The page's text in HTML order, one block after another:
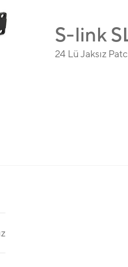
S-link
24 Lü Jaksız